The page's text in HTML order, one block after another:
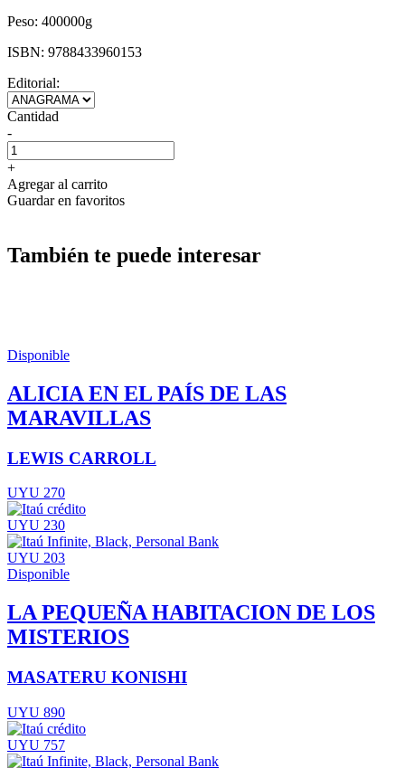
Peso: 400000g
ISBN: 9788433960153
Editorial:
Cantidad
-
+
Agregar al carrito
Guardar en favoritos
También te puede interesar
Disponible
ALICIA EN EL PAÍS DE LAS
MARAVILLAS
LEWIS CARROLL
UYU 270
UYU 230
UYU 203
Disponible
LA PEQUEÑA HABITACION DE LOS
MISTERIOS
MASATERU KONISHI
UYU 890
UYU 757